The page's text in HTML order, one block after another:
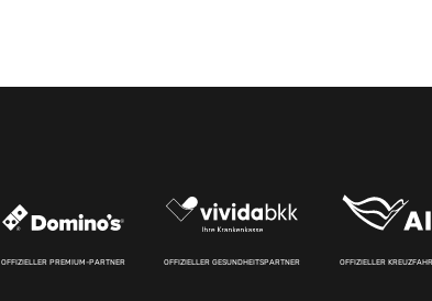
OFFIZIELLER PREMIUM-PARTNER OFFIZIELLER GESUNDHEITSPARTNER OFFIZIELLER